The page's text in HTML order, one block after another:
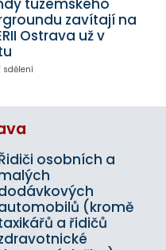
tuzemského
zavítají na
Ostrava už v
sdělení
osobních a
(kromě
a řidičů